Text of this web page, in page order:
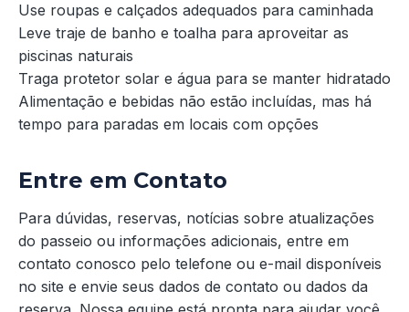
Use roupas e calçados adequados para caminhada
Leve traje de banho e toalha para aproveitar as
piscinas naturais
Traga protetor solar e água para se manter hidratado
Alimentação e bebidas não estão incluídas, mas há
tempo para paradas em locais com opções
Entre em Contato
Para dúvidas, reservas, notícias sobre atualizações
do passeio ou informações adicionais, entre em
contato conosco pelo telefone ou e-mail disponíveis
no site e envie seus dados de contato ou dados da